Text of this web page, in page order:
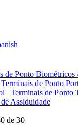
de Ponto Biométricos
Terminais de Ponto
Terminais de Ponto
Assiduidade
de 30